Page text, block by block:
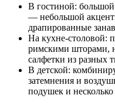
В гостиной: большой
— небольшой
драпированные
На кухне-столовой:
римскими шторами,
салфетки из разных
В детской:
затемнения и
подушек и